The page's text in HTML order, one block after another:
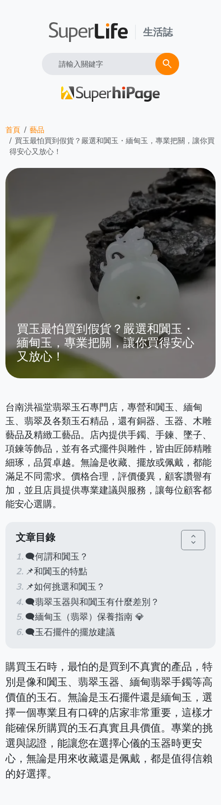
生活誌
Search search
首頁
藝品
買玉最怕買到假貨？嚴選和闐玉・緬甸玉，專業把關，讓你買
得安心又放心！
買玉最怕買到假貨？嚴選和闐玉・
緬甸玉，專業把關，讓你買得安心
又放心！
台南洪福堂翡翠玉石專門店，專營和闐玉、緬甸
玉、翡翠及各類玉石精品，還有銅器、玉器、木雕
藝品及精緻工藝品。店內提供手鐲、手鍊、墜子、
項鍊等飾品，並有各式擺件與雕件，皆由匠師精雕
細琢，品質卓越。無論是收藏、擺放或佩戴，都能
滿足不同需求。價格合理，評價優異，顧客讚譽有
加，並且店員提供專業建議與服務，讓每位顧客都
能安心選購。
文章目錄 unfold_more
🗨️何謂和闐玉？
📌和闐玉的特點
📌如何挑選和闐玉？
🗨️翡翠玉器與和闐玉有什麼差別？
🗨️緬甸玉（翡翠）保養指南 💎
🗨️玉石擺件的擺放建議
購買玉石時，最怕的是買到不真實的產品，特
別是像和闐玉、翡翠玉器、緬甸翡翠手鐲等高
價值的玉石。無論是玉石擺件還是緬甸玉，選
擇一個專業且有口碑的店家非常重要，這樣才
能確保所購買的玉石真實且具價值。專業的挑
選與認證，能讓您在選擇心儀的玉器時更安
心，無論是用來收藏還是佩戴，都是值得信賴
的好選擇。